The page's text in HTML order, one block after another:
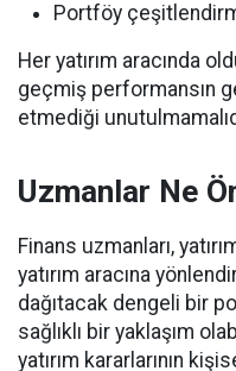
Portföy
Her yatırım aracında
geçmiş performansın
etmediği
Uzmanlar Ne
Finans uzmanları,
yatırım aracına
dağıtacak dengeli bir
sağlıklı bir yaklaşım
yatırım kararlarının